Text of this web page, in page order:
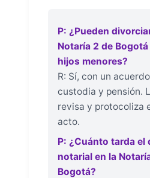
P: ¿Pueden
Notaría 2 de
hijos menores?
R: Sí, con un
custodia y pensión.
revisa y protocoliza
acto.
P: ¿Cuánto tarda el
notarial en la
Bogotá?